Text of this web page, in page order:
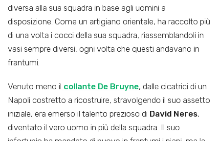
diversa alla sua squadra in base agli uomini a
disposizione. Come un artigiano orientale, ha raccolto più
di una volta i cocci della sua squadra, riassemblandoli in
vasi sempre diversi, ogni volta che questi andavano in
frantumi.
Venuto meno il collante De Bruyne, dalle cicatrici di un
Napoli costretto a ricostruire, stravolgendo il suo assetto
iniziale, era emerso il talento prezioso di David Neres,
diventato il vero uomo in più della squadra. Il suo